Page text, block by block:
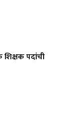
शिक्षक पदांची